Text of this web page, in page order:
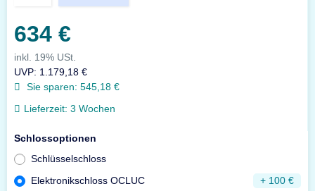
634 €
inkl. 19% USt.
UVP: 1.179,18 €
Sie sparen: 545,18 €
Lieferzeit: 3 Wochen
Schlossoptionen
Schlüsselschloss
Elektronikschloss OCLUC
+ 100 €